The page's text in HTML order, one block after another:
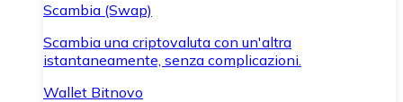
Scambia (Swap)
Scambia una criptovaluta con un'altra
istantaneamente, senza complicazioni.
Wallet Bitnovo